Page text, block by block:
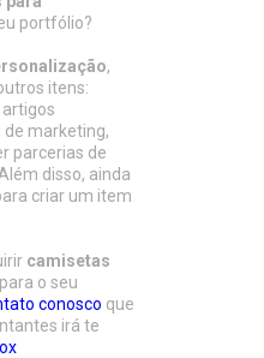
portfólio?
,
itens:
de marketing,
parcerias de
disso, ainda
criar um item
camisetas
para o seu
conosco que
irá te